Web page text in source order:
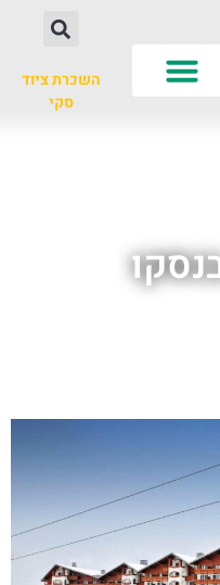
השכרת ציוד
סקי